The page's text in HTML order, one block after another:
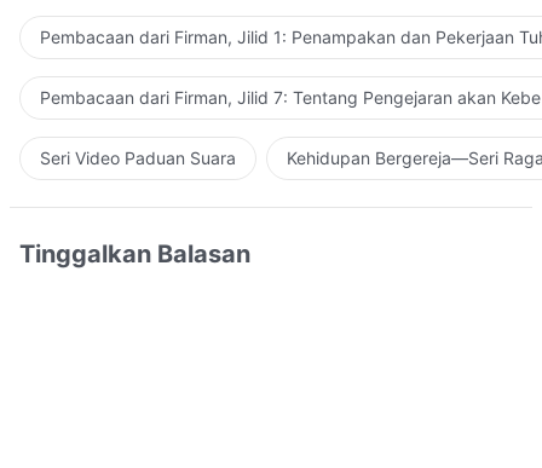
Pembacaan dari Firman, Jilid 1: Penampakan dan Pekerjaan
Pembacaan dari Firman, Jilid 7: Tentang Pengejaran akan
Seri Video Paduan Suara Kehidupan Bergereja—Seri
Tinggalkan Balasan